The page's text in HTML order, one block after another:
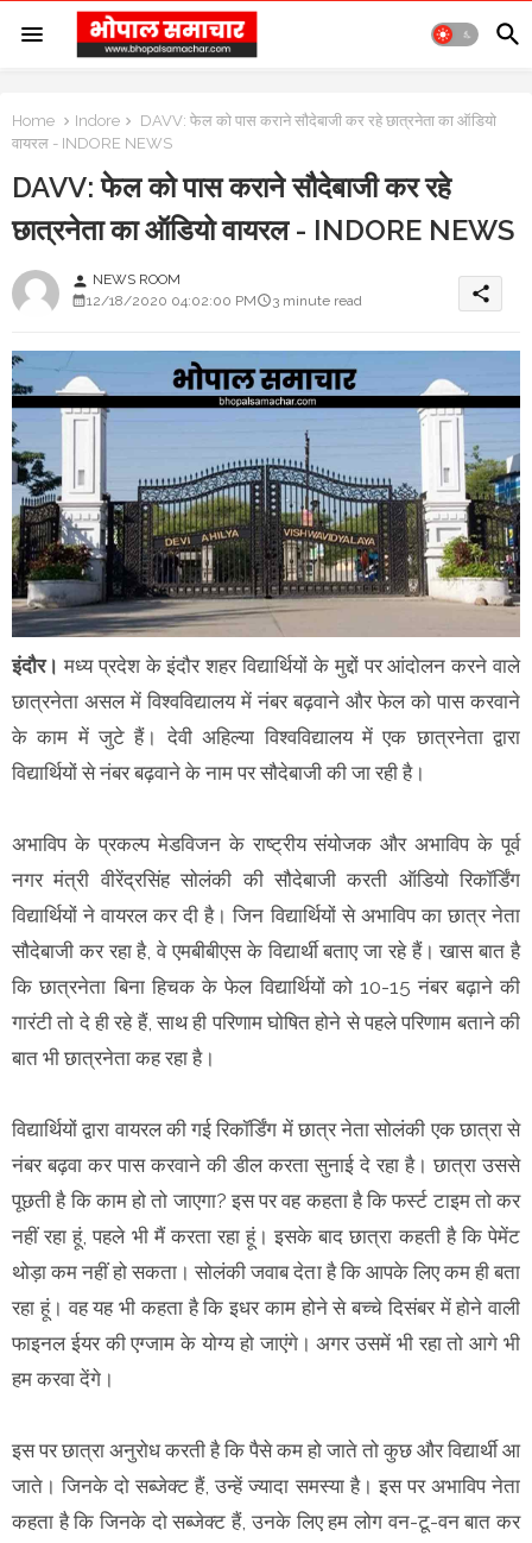
Home Indore
DAVV: फेल को पास कराने सौदेबाजी कर रहे छात्रनेता का ऑडियो
वायरल - INDORE NEWS
DAVV: फेल को पास कराने सौदेबाजी कर रहे
छात्रनेता का ऑडियो वायरल - INDORE NEWS
person NEWS ROOM
12/18/2020 04:02:00 PM
3 minute read share
इंदौर। मध्य प्रदेश के इंदौर शहर विद्यार्थियों के मुद्दों पर आंदोलन करने वाले
छात्रनेता असल में विश्वविद्यालय में नंबर बढ़वाने और फेल को पास करवाने
के काम में जुटे हैं। देवी अहिल्या विश्वविद्यालय में एक छात्रनेता द्वारा
विद्यार्थियों से नंबर बढ़वाने के नाम पर सौदेबाजी की जा रही है।
अभाविप के प्रकल्प मेडविजन के राष्ट्रीय संयोजक और अभाविप के पूर्व
नगर मंत्री वीरेंद्रसिंह सोलंकी की सौदेबाजी करती ऑडियो रिकॉर्डिंग
विद्यार्थियों ने वायरल कर दी है। जिन विद्यार्थियों से अभाविप का छात्र नेता
सौदेबाजी कर रहा है, वे एमबीबीएस के विद्यार्थी बताए जा रहे हैं। खास बात है
कि छात्रनेता बिना हिचक के फेल विद्यार्थियों को 10-15 नंबर बढ़ाने की
गारंटी तो दे ही रहे हैं, साथ ही परिणाम घोषित होने से पहले परिणाम बताने की
बात भी छात्रनेता कह रहा है।
विद्यार्थियों द्वारा वायरल की गई रिकॉर्डिंग में छात्र नेता सोलंकी एक छात्रा से
नंबर बढ़वा कर पास करवाने की डील करता सुनाई दे रहा है। छात्रा उससे
पूछती है कि काम हो तो जाएगा? इस पर वह कहता है कि फर्स्ट टाइम तो कर
नहीं रहा हूं, पहले भी मैं करता रहा हूं। इसके बाद छात्रा कहती है कि पेमेंट
थोड़ा कम नहीं हो सकता। सोलंकी जवाब देता है कि आपके लिए कम ही बता
रहा हूं। वह यह भी कहता है कि इधर काम होने से बच्चे दिसंबर में होने वाली
फाइनल ईयर की एग्जाम के योग्य हो जाएंगे। अगर उसमें भी रहा तो आगे भी
हम करवा देंगे।
इस पर छात्रा अनुरोध करती है कि पैसे कम हो जाते तो कुछ और विद्यार्थी आ
जाते। जिनके दो सब्जेक्ट हैं, उन्हें ज्यादा समस्या है। इस पर अभाविप नेता
कहता है कि जिनके दो सब्जेक्ट हैं, उनके लिए हम लोग वन-टू-वन बात कर